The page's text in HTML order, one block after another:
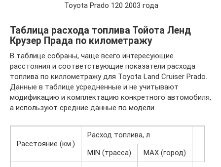
Toyota Prado 120 2003 года
Таблица расхода топлива Тойота Ленд
Крузер Прада по километражу
В таблице собраны, чаще всего интересующие
расстояния и соответствующие показатели расхода
топлива по киллометражу для Toyota Land Cruiser Prado.
Данные в таблице усредненные и не учитывают
модификацию и комплектацию конкретного автомобиля,
а используют средние данные по модели.
Расстояние (км.)
Расход топлива, л
MIN (трасса)
MAX (город)